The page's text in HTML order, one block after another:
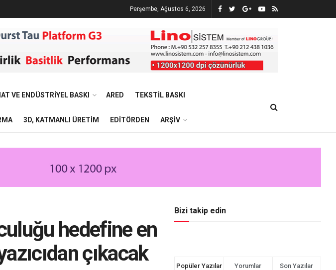
Perşembe, Ağustos 6, 2026
VE ENDÜSTRIYEL BASKI ARED TEKSTIL BASKI
3D, KATMANLI ÜRETIM EDITÖRDEN ARŞIV
hedefine en
çıkacak
Bizi takip edin
Popüler Yazılar Yorumlar Son Yazılar